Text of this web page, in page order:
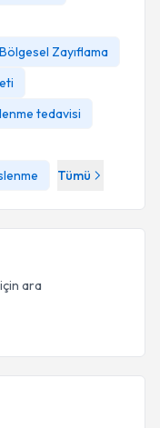
Bölgesel Zayıflama
tedavisi
Tümü
ara